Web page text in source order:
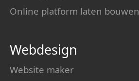
Online platform laten bouwen
Webdesign
Website maker